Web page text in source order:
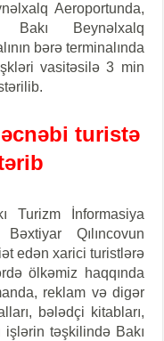
Aeroportunda,
Bakı Beynəlxalq
bərə terminalında
vasitəsilə 3 min
turistə
Turizm İnformasiya
Qılıncovun
edən xarici turistlərə
ölkəmiz haqqında
reklam və digər
bələdçi kitabları,
təşkilində Bakı